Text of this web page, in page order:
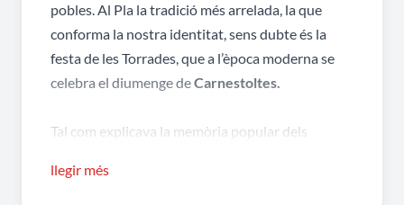
pobles. Al Pla la tradició més arrelada, la que
conforma la nostra identitat, sens dubte és la
festa de les Torrades, que a l’època moderna se
celebra el diumenge deCarnestoltes.
Tal com explicava la memòria popular dels
rondaven el segle d’existència, els seus avis i els
llegir més